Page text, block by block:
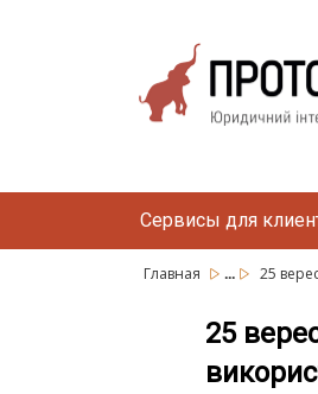
Сервисы для
Главная ... 25
25